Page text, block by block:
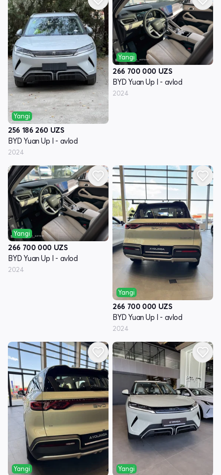
Yangi
256 186 260 UZS
BYD Yuan Up I - avlod
2024
Yangi
266 700 000 UZS
BYD Yuan Up I - avlod
2024
Yangi
266 700 000 UZS
BYD Yuan Up I - avlod
2024
Yangi
266 700 000 UZS
BYD Yuan Up I - avlod
2024
Yangi Yangi